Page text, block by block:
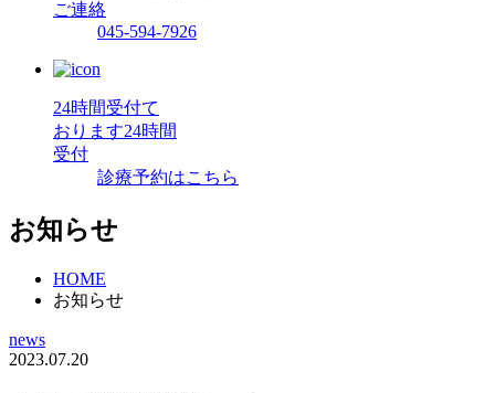
ご連絡
045-594-7926
24時間受付て
おります24時間
受付
診療予約はこちら
お知らせ
HOME
お知らせ
news
2023.07.20